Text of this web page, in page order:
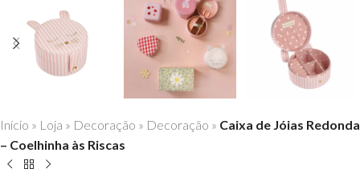
Início » Loja » Decoração » Decoração » Caixa de Jóias Redonda
– Coelhinha às Riscas